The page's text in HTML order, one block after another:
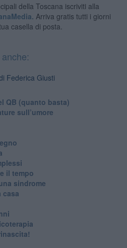
della Toscana iscriviti alla
Arriva gratis tutti i giorni
casella di posta.
Federica Giusti
QB (quanto basta)
sull’umore
il tempo
sindrome
casa